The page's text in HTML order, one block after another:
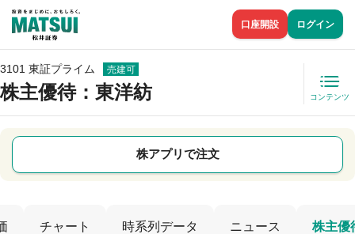
口座開設 ログイン
3101 東証プライム 売建可
株主優待：東洋紡 コンテンツ
株アプリで注文
チャート 時系列データ ニュース 株主優